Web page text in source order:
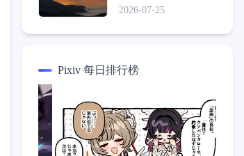
2026-07-25
Pixiv 每日排行榜